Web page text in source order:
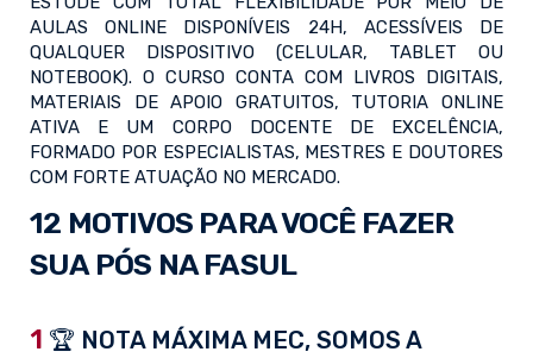
AULAS ONLINE DISPONÍVEIS 24H, ACESSÍVEIS DE
QUALQUER DISPOSITIVO (CELULAR, TABLET OU
NOTEBOOK). O CURSO CONTA COM LIVROS DIGITAIS,
MATERIAIS DE APOIO GRATUITOS, TUTORIA ONLINE
ATIVA E UM CORPO DOCENTE DE EXCELÊNCIA,
FORMADO POR ESPECIALISTAS, MESTRES E DOUTORES
COM FORTE ATUAÇÃO NO MERCADO.
12 MOTIVOS PARA VOCÊ FAZER
SUA PÓS NA FASUL
1 🏆 NOTA MÁXIMA MEC, SOMOS A